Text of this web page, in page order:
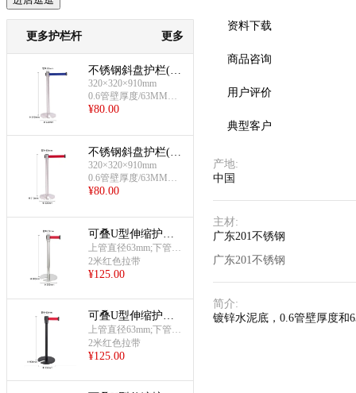
更多护栏杆 更多
不锈钢斜盘护栏(蓝
色绳)
320×320×910mm
0.6管壁厚度/63MM管
径
¥80.00
不锈钢斜盘护栏(红
色绳)
320×320×910mm
0.6管壁厚度/63MM管
径
¥80.00
可叠U型伸缩护栏
杆(201材质)
上管直径63mm;下管直
径51mm
2米红色拉带
¥125.00
可叠U型伸缩护栏
杆(铸铁烤漆材)
上管直径63mm;下管直
径51mm
2米红色拉带
¥125.00
资料下载
商品咨询
用户评价
典型客户
产地:
中国
主材:
广东201不锈钢
广东201不锈钢
简介:
镀锌水泥底，0.6管壁厚度和